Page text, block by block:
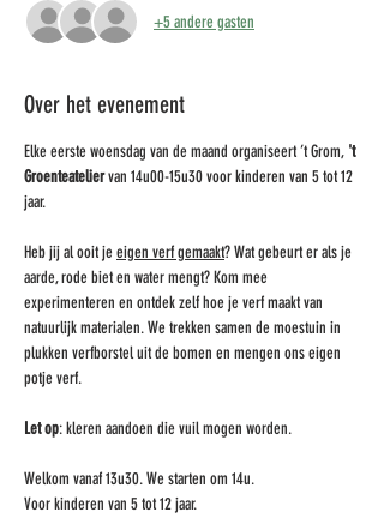
+5 andere gasten
Over het evenement
Elke eerste woensdag van de maand organiseert ’t Grom, 't
Groenteatelier van 14u00-15u30 voor kinderen van 5 tot 12
jaar.
Heb jij al ooit je eigen verf gemaakt? Wat gebeurt er als je
aarde, rode biet en water mengt? Kom mee
experimenteren en ontdek zelf hoe je verf maakt van
natuurlijk materialen. We trekken samen de moestuin in
plukken verfborstel uit de bomen en mengen ons eigen
potje verf.
Let op: kleren aandoen die vuil mogen worden.
Welkom vanaf 13u30. We starten om 14u.
Voor kinderen van 5 tot 12 jaar.